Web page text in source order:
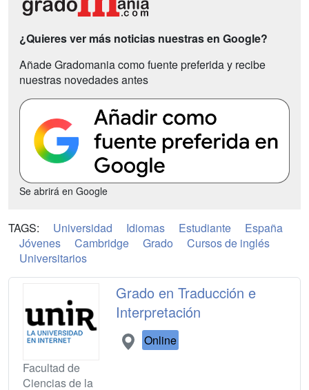
¿Quieres ver más noticias nuestras en Google?
Añade Gradomania como fuente preferida y recibe
nuestras novedades antes
Se abrirá en Google
TAGS: Universidad Idiomas Estudiante
España
Jóvenes
Cambridge Grado
Cursos de inglés
Universitarios
Facultad de
Ciencias de la
Grado en Traducción e
Interpretación
Online